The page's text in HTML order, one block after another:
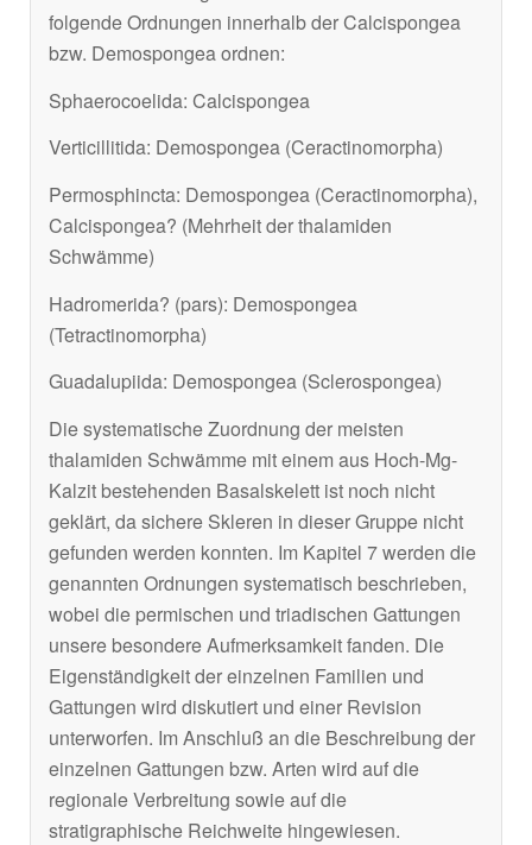
folgende Ordnungen innerhalb der Calcispongea
bzw. Demospongea ordnen:
Sphaerocoelida: Calcispongea
Verticillitida: Demospongea (Ceractinomorpha)
Permosphincta: Demospongea (Ceractinomorpha),
Calcispongea? (Mehrheit der thalamiden
Schwämme)
Hadromerida? (pars): Demospongea
(Tetractinomorpha)
Guadalupiida: Demospongea (Sclerospongea)
Die systematische Zuordnung der meisten
thalamiden Schwämme mit einem aus Hoch-Mg-
Kalzit bestehenden Basalskelett ist noch nicht
geklärt, da sichere Skleren in dieser Gruppe nicht
gefunden werden konnten. Im Kapitel 7 werden die
genannten Ordnungen systematisch beschrieben,
wobei die permischen und triadischen Gattungen
unsere besondere Aufmerksamkeit fanden. Die
Eigenständigkeit der einzelnen Familien und
Gattungen wird diskutiert und einer Revision
unterworfen. Im Anschluß an die Beschreibung der
einzelnen Gattungen bzw. Arten wird auf die
regionale Verbreitung sowie auf die
stratigraphische Reichweite hingewiesen.